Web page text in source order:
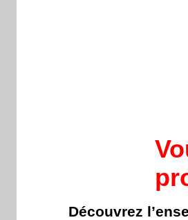
Découvrez